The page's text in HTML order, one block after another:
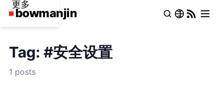
更多
Tag: #安全设置
1 posts